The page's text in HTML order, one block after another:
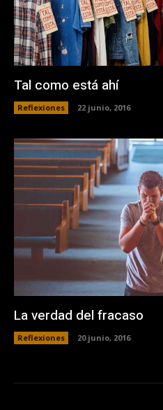
Tal como está ahí
Reflexiones 22 junio, 2016
La verdad del fracaso
Reflexiones 20 junio, 2016